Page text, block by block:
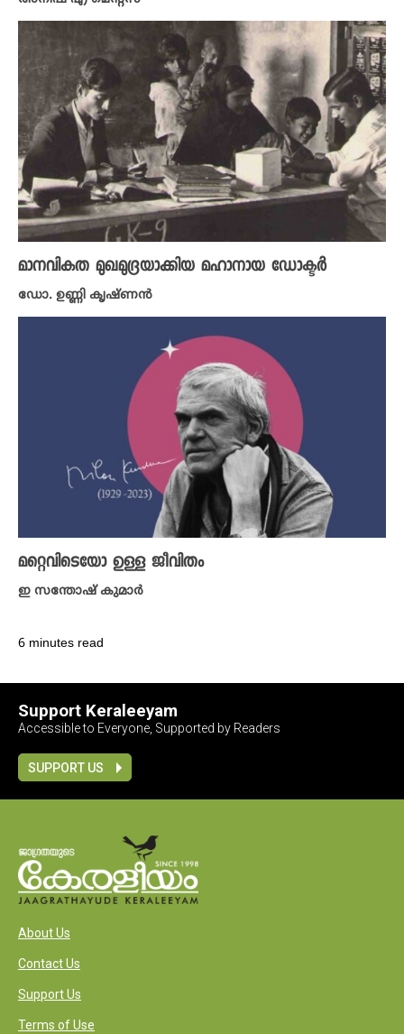
മാനവികത മുഖമുദ്രയാക്കിയ മഹാനായ ഡോക്ടർ
ഡോ. ഉണ്ണി കൃഷ്ണൻ
മറ്റെവിടെയോ ഉള്ള ജീവിതം
ഇ സന്തോഷ് കുമാർ
6 minutes read
Support Keraleeyam
Accessible to Everyone, Supported by Readers
SUPPORT US
About Us
Contact Us
Support Us
Terms of Use